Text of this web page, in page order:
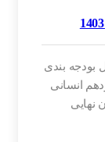
بندی